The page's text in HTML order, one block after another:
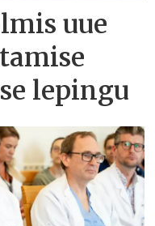
uue
lepingu